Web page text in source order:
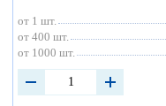
от 1 шт.
от 400 шт.
от 1000 шт.